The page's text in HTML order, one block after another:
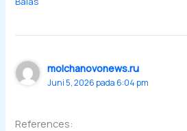
molchanovonews.ru
Juni 5, 2026 pada 6:04 pm
References: